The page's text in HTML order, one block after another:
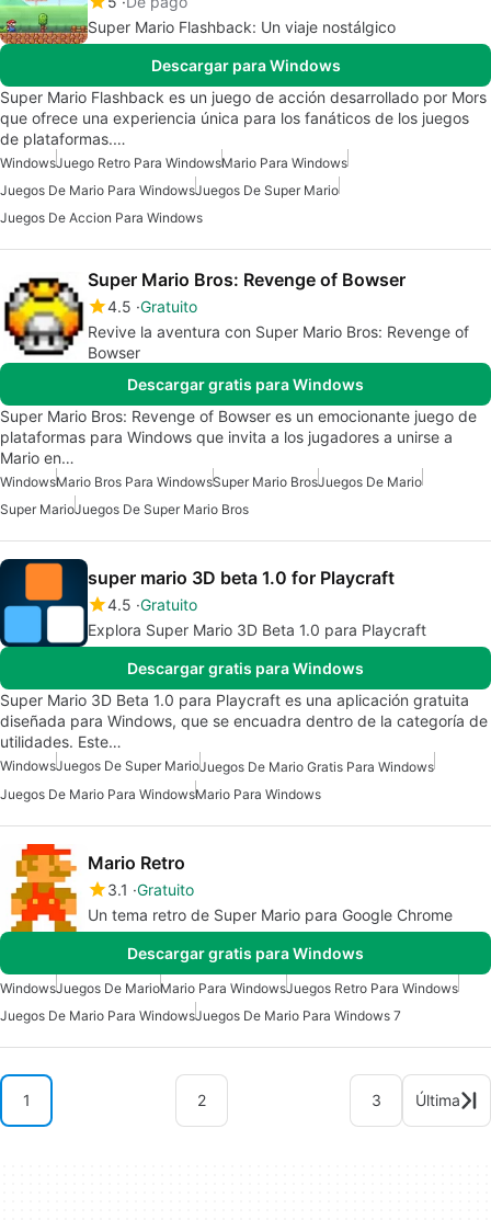
Super Mario Flashback: Un viaje nostálgico
Descargar para Windows
Super Mario Flashback es un juego de acción desarrollado por Mors
que ofrece una experiencia única para los fanáticos de los juegos
de plataformas.…
WindowsJuego Retro Para WindowsMario Para Windows
Juegos De Mario Para WindowsJuegos De Super Mario
Juegos De Accion Para Windows
Super Mario Bros: Revenge of Bowser
4.5 Gratuito
Revive la aventura con Super Mario Bros: Revenge of
Bowser
Descargar gratis para Windows
Super Mario Bros: Revenge of Bowser es un emocionante juego de
plataformas para Windows que invita a los jugadores a unirse a
Mario en…
WindowsMario Bros Para WindowsSuper Mario BrosJuegos De Mario
Super MarioJuegos De Super Mario Bros
super mario 3D beta 1.0 for Playcraft
4.5 Gratuito
Explora Super Mario 3D Beta 1.0 para Playcraft
Descargar gratis para Windows
Super Mario 3D Beta 1.0 para Playcraft es una aplicación gratuita
diseñada para Windows, que se encuadra dentro de la categoría de
utilidades. Este…
WindowsJuegos De Super MarioJuegos De Mario Gratis Para Windows
Juegos De Mario Para WindowsMario Para Windows
Mario Retro
3.1 Gratuito
Un tema retro de Super Mario para Google Chrome
Descargar gratis para Windows
WindowsJuegos De MarioMario Para WindowsJuegos Retro Para Windows
Juegos De Mario Para WindowsJuegos De Mario Para Windows 7
1 2 3 Última